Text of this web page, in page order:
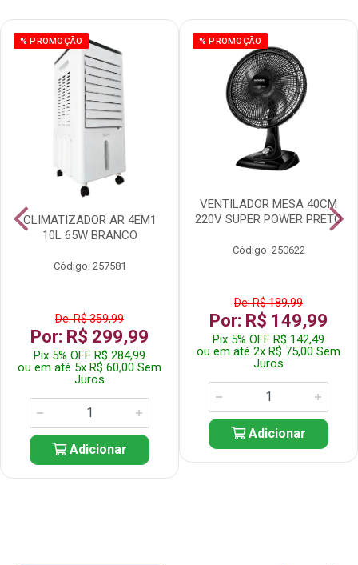
% PROMOÇÃO
CLIMATIZADOR AR 4EM1
10L 65W BRANCO
Código: 257581
De: R$ 359,99
Por: R$ 299,99
Pix 5% OFF R$ 284,99
ou em até 5x R$ 60,00 Sem
Juros
Adicionar
% PROMOÇÃO
VENTILADOR MESA 40CM
220V SUPER POWER PRETO
Código: 250622
De: R$ 189,99
Por: R$ 149,99
Pix 5% OFF R$ 142,49
ou em até 2x R$ 75,00 Sem
Juros
Adicionar